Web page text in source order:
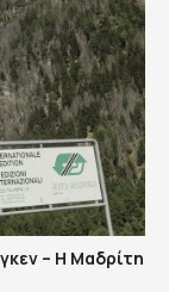
– Η Μαδρίτη